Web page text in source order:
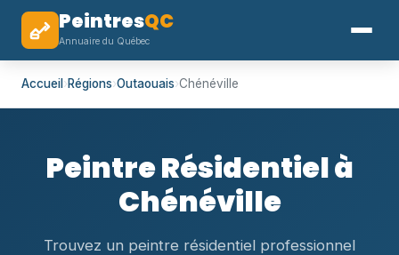
PeintresQC
Annuaire du Québec
Accueil ›Régions›Outaouais›Chénéville
Peintre Résidentiel à
Chénéville
Trouvez un peintre résidentiel professionnel